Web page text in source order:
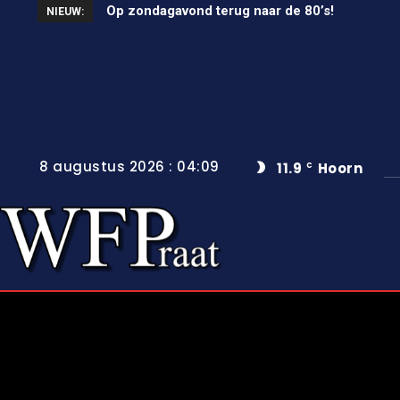
NIEUW: Unieke wielerkoers in Wervershoof
11.9 C Hoorn
8 augustus 2026 : 04:09